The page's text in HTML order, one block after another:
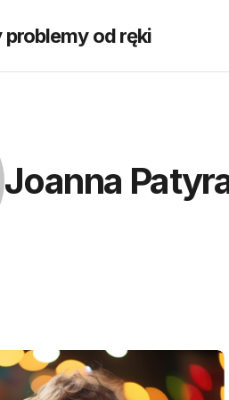
od ręki
Joanna